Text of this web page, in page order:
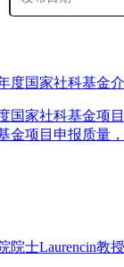
度国家社科基金
国家社科基金项
金项目申报质量
院士Laurencin教